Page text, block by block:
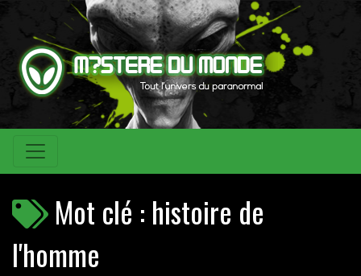
Mot clé : histoire de
l'homme